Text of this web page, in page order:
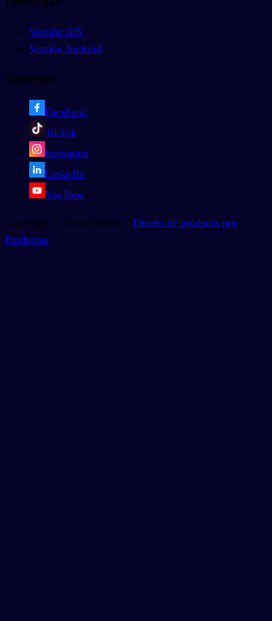
Versión iOS
Versión Android
Síguenos
Facebook
TikTok
Instagram
LinkedIn
YouTube
Copyright © BoostChinese | Diseño de producto por
Productea